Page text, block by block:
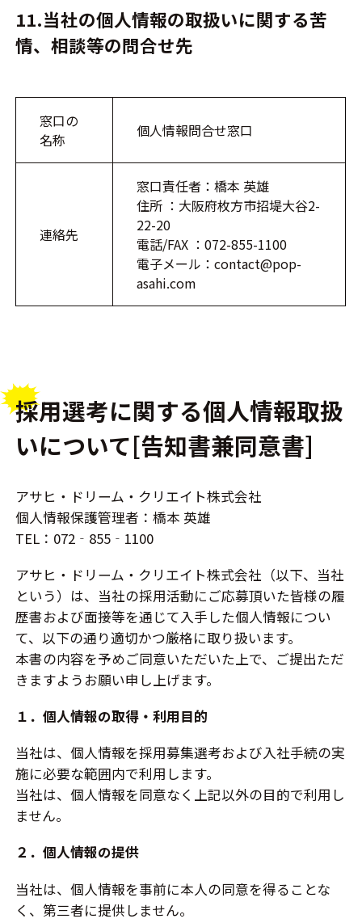
11.当社の個人情報の取扱いに関する苦
情、相談等の問合せ先
窓口の
名称
個人情報問合せ窓口
連絡先
窓口責任者：橋本 英雄
住所 ：大阪府枚方市招堤大谷2-
22-20
電話/FAX ：072-855-1100
電子メール：contact@pop-
asahi.com
採用選考に関する個人情報取扱
いについて[告知書兼同意書]
アサヒ・ドリーム・クリエイト株式会社
個人情報保護管理者：橋本 英雄
TEL：072‐855‐1100
アサヒ・ドリーム・クリエイト株式会社（以下、当社
という）は、当社の採用活動にご応募頂いた皆様の履
歴書および面接等を通じて入手した個人情報につい
て、以下の通り適切かつ厳格に取り扱います。
本書の内容を予めご同意いただいた上で、ご提出ただ
きますようお願い申し上げます。
１．個人情報の取得・利用目的
当社は、個人情報を採用募集選考および入社手続の実
施に必要な範囲内で利用します。
当社は、個人情報を同意なく上記以外の目的で利用し
ません。
２．個人情報の提供
当社は、個人情報を事前に本人の同意を得ることな
く、第三者に提供しません。